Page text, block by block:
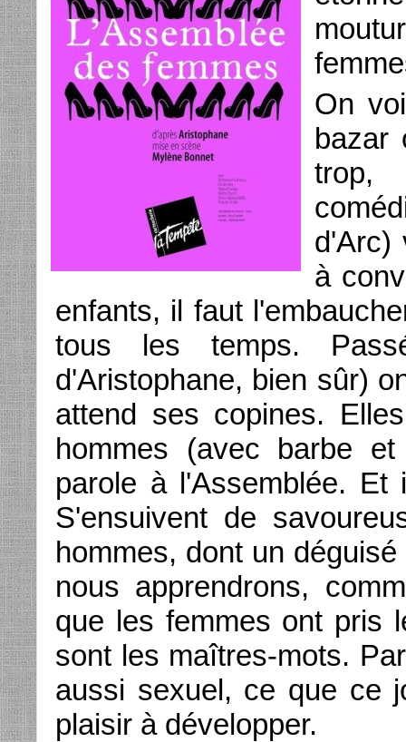
On
bazar
trop,
d'Arc)
à
enfants, il faut
tous les temps.
d'Aristophane, bien sûr)
attend ses copines.
hommes (avec barbe
parole à l'Assemblée.
S'ensuivent de
hommes, dont un
nous apprendrons,
que les femmes ont pris
sont les maîtres-mots.
aussi sexuel, ce que ce
plaisir à développer.